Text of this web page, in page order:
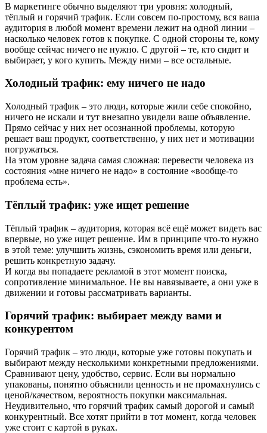
В маркетинге обычно выделяют три уровня: холодный,
тёплый и горячий трафик. Если совсем по‑простому, вся ваша
аудитория в любой момент времени лежит на одной линии –
насколько человек готов к покупке. С одной стороны те, кому
вообще сейчас ничего не нужно. С другой – те, кто сидит и
выбирает, у кого купить. Между ними – все остальные.
Холодный трафик: ему ничего не надо
Холодный трафик – это люди, которые жили себе спокойно,
ничего не искали и тут внезапно увидели ваше объявление.
Прямо сейчас у них нет осознанной проблемы, которую
решает ваш продукт, соответственно, у них нет и мотивации
погружаться.
На этом уровне задача самая сложная: перевести человека из
состояния «мне ничего не надо» в состояние «вообще-то
проблема есть».
Тёплый трафик: уже ищет решение
Тёплый трафик – аудитория, которая всё ещё может видеть вас
впервые, но уже ищет решение. Им в принципе что-то нужно
в этой теме: улучшить жизнь, сэкономить время или деньги,
решить конкретную задачу.
И когда вы попадаете рекламой в этот момент поиска,
сопротивление минимальное. Не вы навязываете, а они уже в
движении и готовы рассматривать варианты.
Горячий трафик: выбирает между вами и
конкурентом
Горячий трафик – это люди, которые уже готовы покупать и
выбирают между несколькими конкретными предложениями.
Сравнивают цену, удобство, сервис. Если вы нормально
упакованы, понятно объяснили ценность и не промахнулись с
ценой/качеством, вероятность покупки максимальная.
Неудивительно, что горячий трафик самый дорогой и самый
конкурентный. Все хотят прийти в тот момент, когда человек
уже стоит с картой в руках.